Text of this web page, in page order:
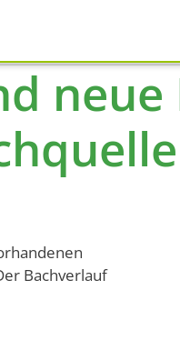
neue
Bachverlauf